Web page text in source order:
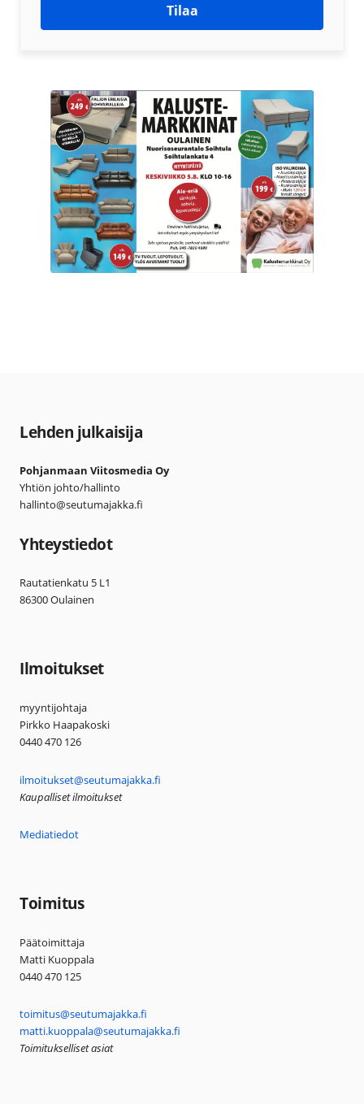
Tilaa
Lehden julkaisija
Pohjanmaan Viitosmedia Oy
Yhtiön johto/hallinto
hallinto@seutumajakka.fi
Yhteystiedot
Rautatienkatu 5 L1
86300 Oulainen
Ilmoitukset
myyntijohtaja
Pirkko Haapakoski
0440 470 126
ilmoitukset@seutumajakka.fi
Kaupalliset ilmoitukset
Mediatiedot
Toimitus
Päätoimittaja
Matti Kuoppala
0440 470 125
toimitus@seutumajakka.fi
matti.kuoppala@seutumajakka.fi
Toimitukselliset asiat